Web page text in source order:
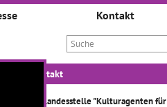
Kontakt
Kontakt
Landesstelle "Kulturagenten für